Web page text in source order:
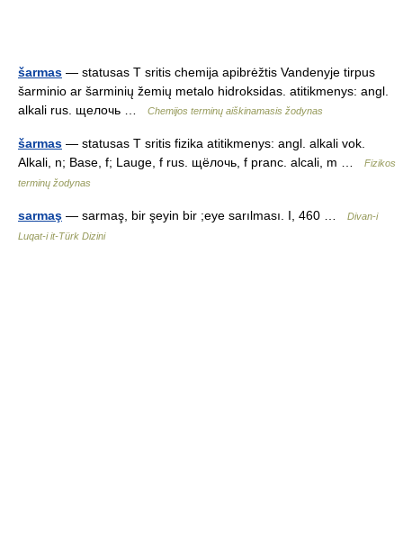
šarmas — statusas T sritis chemija apibrėžtis Vandenyje tirpus
šarminio ar šarminių žemių metalo hidroksidas. atitikmenys: angl.
alkali rus. щелочь …
Chemijos terminų aiškinamasis žodynas
šarmas — statusas T sritis fizika atitikmenys: angl. alkali vok.
Alkali, n; Base, f; Lauge, f rus. щёлочь, f pranc. alcali, m …
Fizikos
terminų žodynas
sarmaş — sarmaş, bir şeyin bir ;eye sarılması. I, 460 …
Divan-i
Luqat-i it-Türk Dizini